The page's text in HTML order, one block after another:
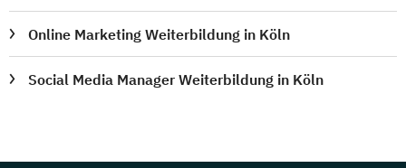
Online Marketing Weiterbildung in Köln
Social Media Manager Weiterbildung in Köln